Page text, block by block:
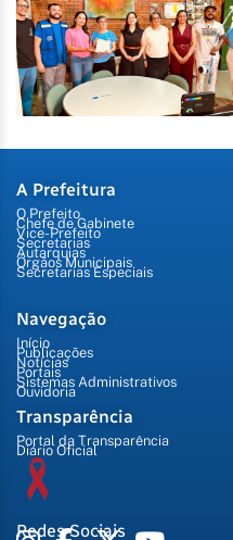
A Prefeitura
O Prefeito
Chefe de Gabinete
Vice-Prefeito
Secretarias
Autarquias
Órgãos Municipais
Secretarias Especiais
Navegação
Início
Publicações
Notícias
Portais
Sistemas Administrativos
Ouvidoria
Transparência
Portal da Transparência
Diário Oficial
Redes Sociais